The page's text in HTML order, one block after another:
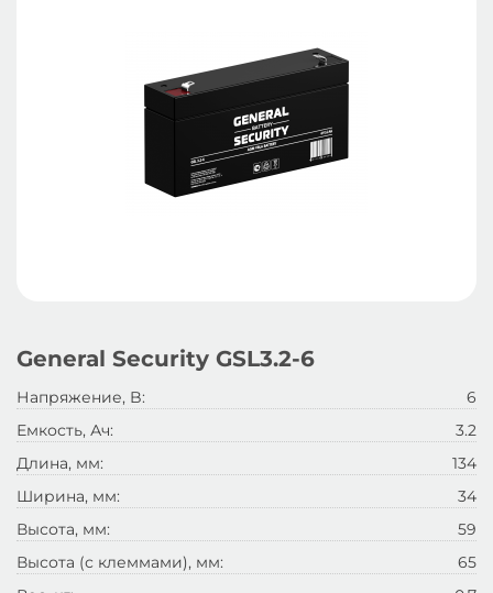
General Security GSL3.2-6
Напряжение, B:
6
Емкость, Ач:
3.2
Длина, мм:
134
Ширина, мм:
34
Высота, мм:
59
Высота (с клеммами), мм:
65